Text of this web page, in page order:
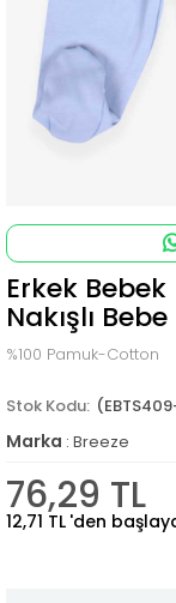
Erkek Bebek
Nakışlı
%100 Pamuk-Cotton
Marka : Breeze
76,29 TL
12,71 TL 'den